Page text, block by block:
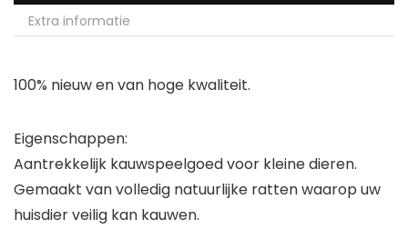
Extra informatie
100% nieuw en van hoge kwaliteit.
Eigenschappen:
Aantrekkelijk kauwspeelgoed voor kleine dieren.
Gemaakt van volledig natuurlijke ratten waarop uw
huisdier veilig kan kauwen.